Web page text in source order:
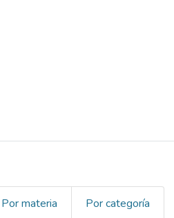
Por materia Por categoría